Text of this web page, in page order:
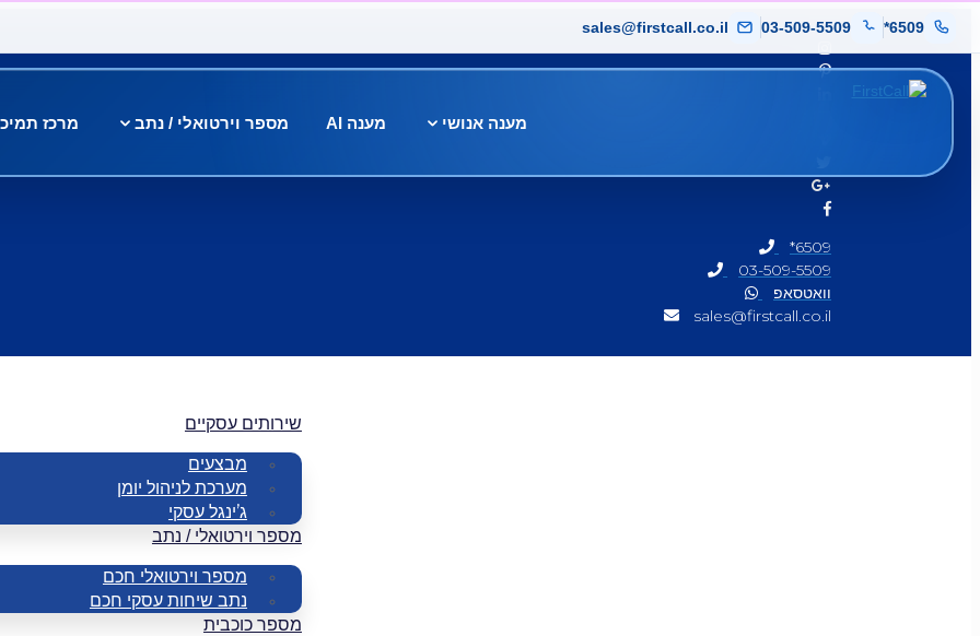
*6509
03-509-5509
sales@firstcall.co.il
מענה אנושי מענה AI מספר וירטואלי / נתב מרכז
*6509
03-509-5509
וואטסאפ
sales@firstcall.co.il
שירותים עסקיים
מבצעים
מערכת לניהול יומן
ג’ינגל עסקי
מספר וירטואלי / נתב
מספר וירטואלי חכם
נתב שיחות עסקי חכם
מספר כוכבית